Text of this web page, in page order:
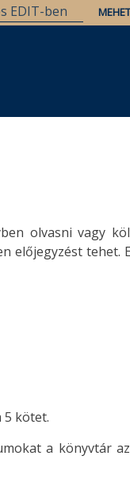
olvasni vagy
előjegyzést tehet.
5 kötet.
a könyvtár